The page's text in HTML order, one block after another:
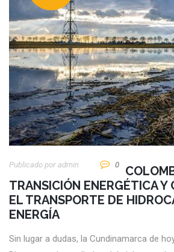
Publicado por Admin 0
TRANSICIÓN ENERGÉTICA Y
EL TRANSPORTE DE
ENERGÍA
Sin lugar a dudas, la Cundinamarca de